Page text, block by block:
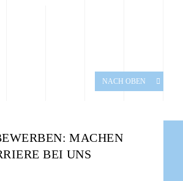
NACH OBEN
MACHEN
BEI UNS